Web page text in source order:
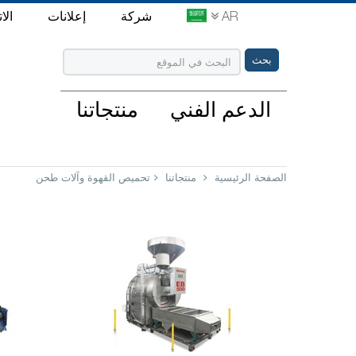
AR شركة إعلانات
منتجاتنا الدعم الفني
الصفحة الرئيسية منتجاتنا تحميص القهوة وآلات طحن